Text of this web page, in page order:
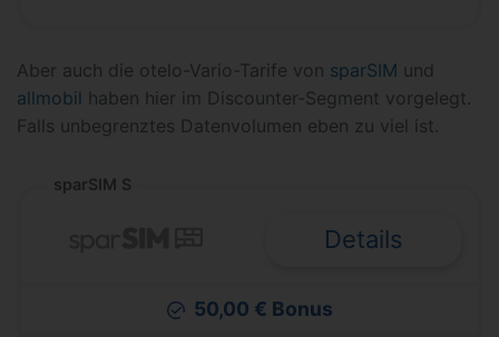
Aber auch die otelo-Vario-Tarife von sparSIM und
allmobil haben hier im Discounter-Segment vorgelegt.
Falls unbegrenztes Datenvolumen eben zu viel ist.
sparSIM S
Details
50,00 € Bonus